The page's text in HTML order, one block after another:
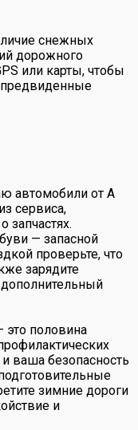
снежных
дорожного
или карты, чтобы
автомобили от А
сервиса,
— запасной
проверьте, что
зарядите
это половина
ваша безопасность
зимние дороги
и